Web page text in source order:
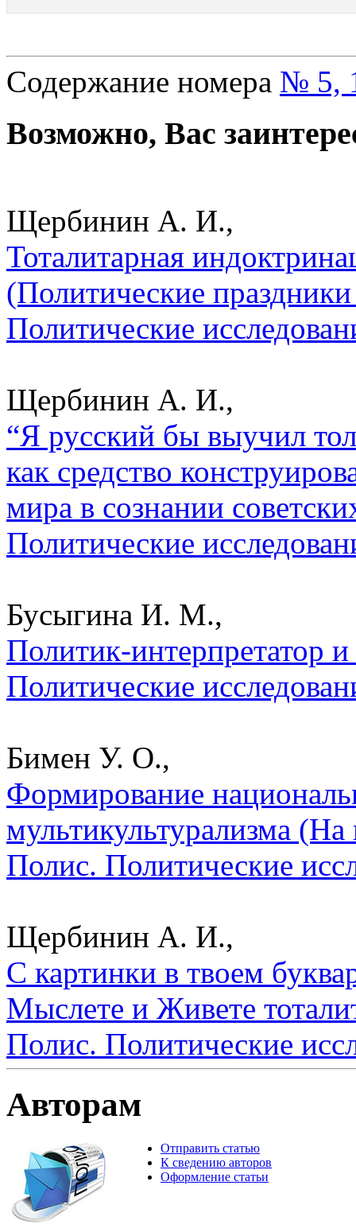
Содержание номера № 5,
Возможно, Вас
Щербинин А. И.,
Тоталитарная
(Политические
Политические
Щербинин А. И.,
“Я русский бы выучил
как средство
мира в сознании
Политические
Бусыгина И. М.,
Политик-интерпретатор
Политические
Бимен У. О.,
Формирование
мультикультурализма
Полис. Политические
Щербинин А. И.,
С картинки в твоем
Мыслете и Живете
Полис. Политические
Авторам
Отправить статью
К сведению авторов
Оформление статьи